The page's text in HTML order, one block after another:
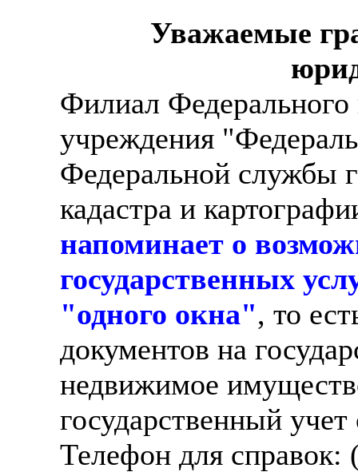
Уважаемые
Филиал Федерального
учреждения
Федеральной службы
кадастра и
напоминает о
государственных
"одного окна", то
документов на
недвижимое
государственный
Телефон для справок: